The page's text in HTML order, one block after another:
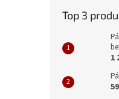
Top 3
1